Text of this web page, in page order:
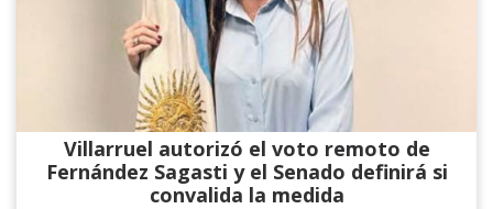
Villarruel autorizó el voto remoto de
Fernández Sagasti y el Senado definirá si
convalida la medida